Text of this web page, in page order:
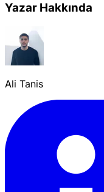
Yazar Hakkında
Ali Tanis